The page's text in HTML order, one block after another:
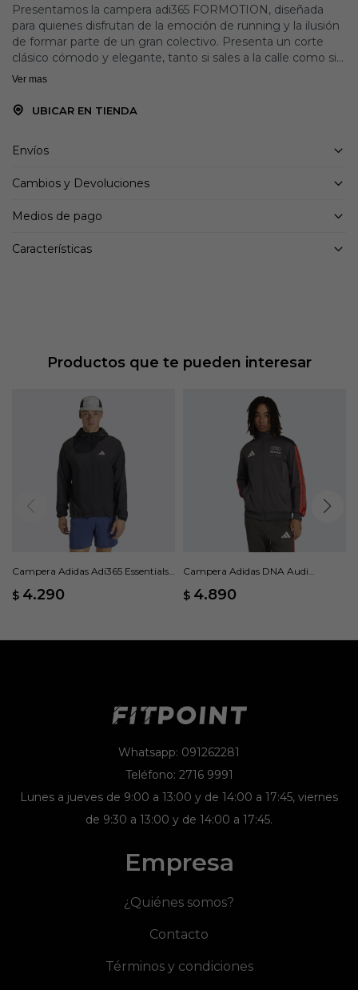
Presentamos la campera adi365 FORMOTION, diseñada
para quienes disfrutan de la emoción de running y la ilusión
de formar parte de un gran colectivo. Presenta un corte
clásico cómodo y elegante, tanto si sales a la calle como si
disfrutas de un plan informal.
3 bandas inclinadas que estampan el sello clásico de adidas.
elástico facilita un ajuste personalizado.
la izquierda del pecho y dos bolsillos frontales con
Corte clásico
Logotipo de las 3 bandas
Ver mas
UBICAR EN TIENDA
Envíos
Cambios y Devoluciones
Medios de pago
Características
Productos que te pueden interesar
Campera Adidas Adi365 Essentials -
$ 4.290
Campera Adidas DNA Audi
$ 4.890
Whatsapp: 091262281
Teléfono: 2716 9991
Lunes a jueves de 9:00 a 13:00 y de 14:00 a 17:45, viernes
de 9:30 a 13:00 y de 14:00 a 17:45.
Empresa
¿Quiénes somos?
Contacto
Términos y condiciones